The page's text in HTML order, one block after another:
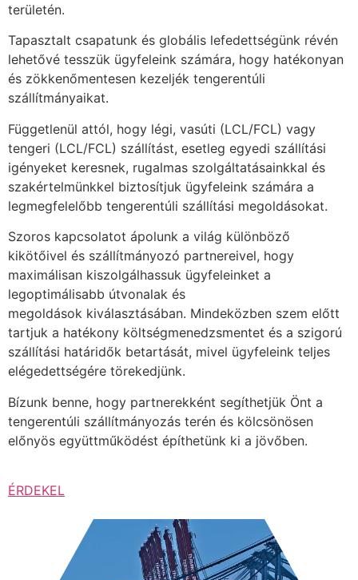
területén.
Tapasztalt csapatunk és globális lefedettségünk révén
lehetővé tesszük ügyfeleink számára, hogy hatékonyan
és zökkenőmentesen kezeljék tengerentúli
szállítmányaikat.
Függetlenül attól, hogy légi, vasúti (LCL/FCL) vagy
tengeri (LCL/FCL) szállítást, esetleg egyedi szállítási
igényeket keresnek, rugalmas szolgáltatásainkkal és
szakértelmünkkel biztosítjuk ügyfeleink számára a
legmegfelelőbb tengerentúli szállítási megoldásokat.
Szoros kapcsolatot ápolunk a világ különböző
kikötőivel és szállítmányozó partnereivel, hogy
maximálisan kiszolgálhassuk ügyfeleinket a
legoptimálisabb útvonalak és
megoldások kiválasztásában. Mindeközben szem előtt
tartjuk a hatékony költségmenedzsmentet és a szigorú
szállítási határidők betartását, mivel ügyfeleink teljes
elégedettségére törekedjünk.
Bízunk benne, hogy partnerekként segíthetjük Önt a
tengerentúli szállítmányozás terén és kölcsönösen
előnyös együttműködést építhetünk ki a jövőben.
ÉRDEKEL